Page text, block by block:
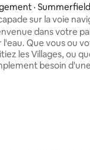
4,92 sur 5, 159
· Summerfield
sur la voie
et planche de
dans votre
l'eau. Que vous ou
les Villages, ou
besoin